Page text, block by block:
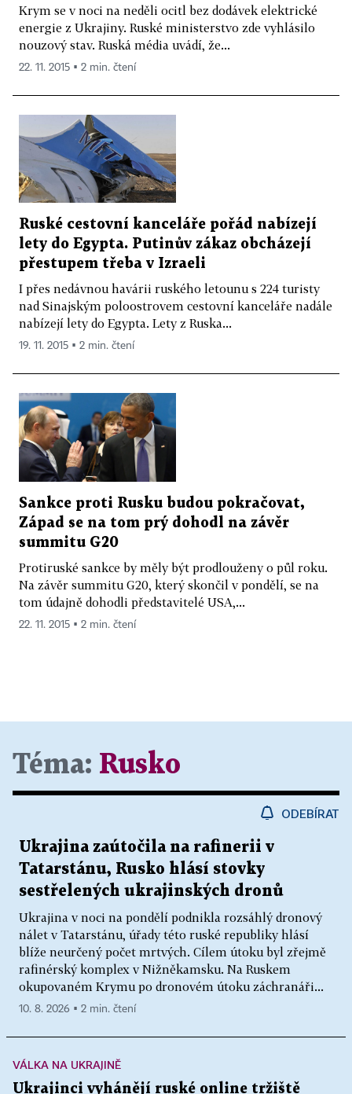
Krym se v noci na neděli ocitl bez dodávek elektrické
energie z Ukrajiny. Ruské ministerstvo zde vyhlásilo
nouzový stav. Ruská média uvádí, že...
22. 11. 2015 ▪ 2 min. čtení
Ruské cestovní kanceláře pořád nabízejí
lety do Egypta. Putinův zákaz obcházejí
přestupem třeba v Izraeli
I přes nedávnou havárii ruského letounu s 224 turisty
nad Sinajským poloostrovem cestovní kanceláře nadále
nabízejí lety do Egypta. Lety z Ruska...
19. 11. 2015 ▪ 2 min. čtení
Sankce proti Rusku budou pokračovat,
Západ se na tom prý dohodl na závěr
summitu G20
Protiruské sankce by měly být prodlouženy o půl roku.
Na závěr summitu G20, který skončil v pondělí, se na
tom údajně dohodli představitelé USA,...
22. 11. 2015 ▪ 2 min. čtení
Téma: Rusko
ODEBÍRAT
Ukrajina zaútočila na rafinerii v
Tatarstánu, Rusko hlásí stovky
sestřelených ukrajinských dronů
Ukrajina v noci na pondělí podnikla rozsáhlý dronový
nálet v Tatarstánu, úřady této ruské republiky hlásí
blíže neurčený počet mrtvých. Cílem útoku byl zřejmě
rafinérský komplex v Nižněkamsku. Na Ruskem
okupovaném Krymu po dronovém útoku záchranáři...
10. 8. 2026 ▪ 2 min. čtení
VÁLKA NA UKRAJINĚ
Ukrajinci vyhánějí ruské online tržiště